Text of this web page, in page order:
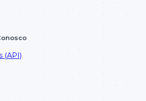
(API)